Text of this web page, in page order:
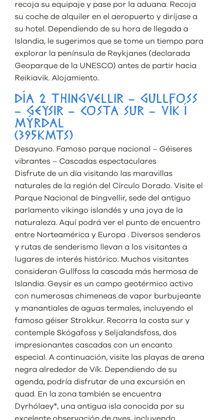
recoja su equipaje y pase por la aduana. Recoja
su coche de alquiler en el aeropuerto y diríjase a
su hotel. Dependiendo de su hora de llegada a
Islandia, le sugerimos que se tome un tiempo para
explorar la península de Reykjanes (declarada
Geoparque de la UNESCO) antes de partir hacia
Reikiavik. Alojamiento.
DÍA 2 THINGVELLIR – GULLFOSS
– GEYSIR – COSTA SUR – VÍK Í
MÝRDAL
(395KMTS)
Desayuno. Famoso parque nacional – Géiseres
vibrantes – Cascadas espectaculares
Disfrute de un día visitando las maravillas
naturales de la región del Círculo Dorado. Visite el
Parque Nacional de Þingvellir, sede del antiguo
parlamento vikingo islandés y una joya de la
naturaleza. Aquí podrá ver el punto de encuentro
entre Norteamérica y Europa . Diversos senderos
y rutas de senderismo llevan a los visitantes a
lugares de interés histórico. Muchos visitantes
consideran Gullfoss la cascada más hermosa de
Islandia. Geysir es un campo geotérmico activo
con numerosas chimeneas de vapor burbujeante
y manantiales de aguas termales, incluyendo el
famoso géiser Strokkur. Recorra la costa sur y
contemple Skógafoss y Seljalandsfoss, dos
impresionantes cascadas con un encanto
especial. A continuación, visite las playas de arena
negra alrededor de Vík. Dependiendo de su
agenda, podría disfrutar de una excursión en
quad. En la zona también se encuentra
Dyrhólaey*, una antigua isla conocida por su